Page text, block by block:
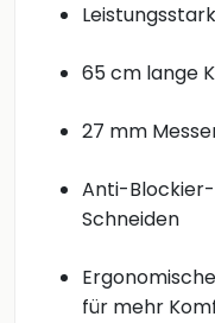
65 cm lange
27 mm
Anti-
Schneiden
für mehr